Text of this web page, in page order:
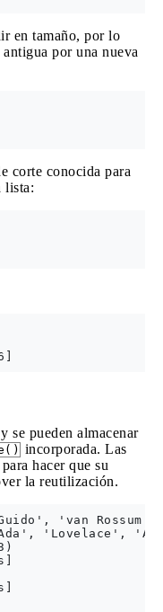
en tamaño, por lo
por una nueva
corte conocida para
lista:
se pueden almacenar
incorporada. Las
hacer que su
la reutilización.
'van
'Ada', 'Lovelace',